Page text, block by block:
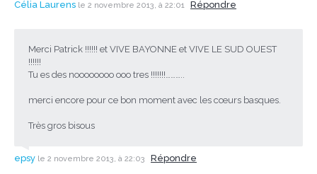
Célia Laurens le 2 novembre 2013, à 22:01 Répondre
Merci Patrick !!!!!! et VIVE BAYONNE et VIVE LE SUD OUEST
!!!!!!
Tu es des noooooooo ooo tres !!!!!!!………..
merci encore pour ce bon moment avec les cœurs basques.
Très gros bisous
epsy le 2 novembre 2013, à 22:03 Répondre